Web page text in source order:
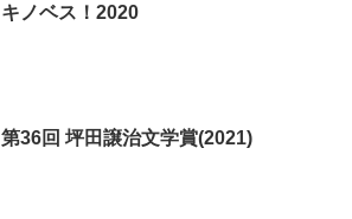
キノベス！2020
第36回 坪田譲治文学賞(2021)